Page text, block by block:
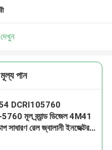
পান
DCRI105760
মূল ব্র্যান্ড ডিজেল 4M41
সাধারণ রেল জ্বালানী ইনজেক্টর